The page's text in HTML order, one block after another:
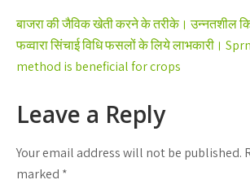
Post
navigation
बाजरा की जैविक खेती करने के तरीके। उन्नतशील
फव्वारा सिंचाई विधि फसलों के लिये लाभकारी।
method is beneficial for crops
Leave a Reply
Your email address will not be published.
marked *